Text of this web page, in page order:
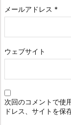
メールアドレス *
ウェブサイト
次回のコメントで使
ドレス、サイトを保